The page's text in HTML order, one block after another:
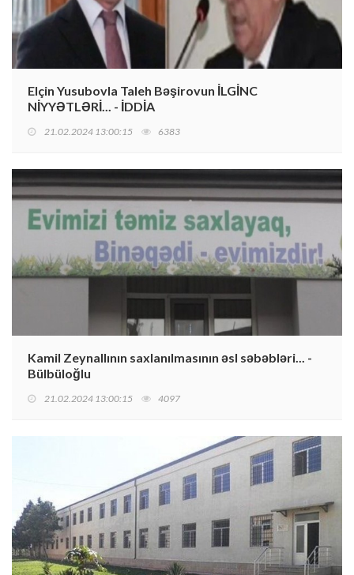
Elçin Yusubovla Taleh Bəşirovun İLGİNC
NİYYƏTLƏRİ... - İDDİA
21.02.2024 13:00:15 6383
Kamil Zeynallının saxlanılmasının əsl səbəbləri... -
Bülbüloğlu
21.02.2024 13:00:15 4097